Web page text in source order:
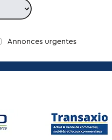
Annonces urgentes